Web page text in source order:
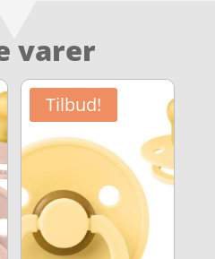
varer
Tilbud!